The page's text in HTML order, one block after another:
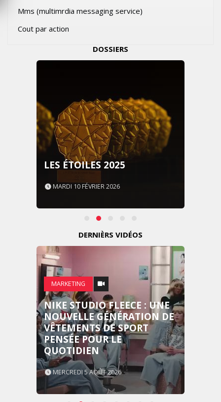
Mms (multimrdia messaging service)
Cout par action
DOSSIERS
LES ÉTOILES 2025
MARDI 10 FÉVRIER 2026
DERNIÈRS VIDÉOS
MARKETING
NIKE STUDIO FLEECE : UNE
NOUVELLE GÉNÉRATION DE
VÊTEMENTS DE SPORT
PENSÉE POUR LE
QUOTIDIEN
MERCREDI 5 AOÛT 2026